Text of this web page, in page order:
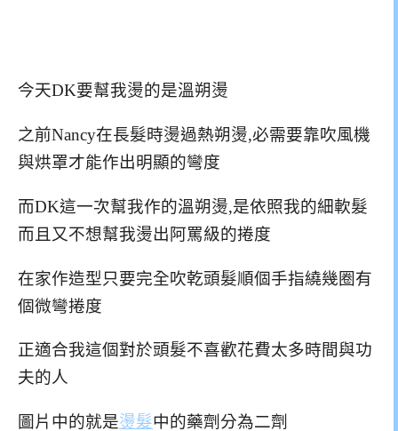
今天DK要幫我燙的是溫朔燙
之前Nancy在長髮時燙過熱朔燙,必需要靠吹風機
與烘罩才能作出明顯的彎度
而DK這一次幫我作的溫朔燙,是依照我的細軟髮
而且又不想幫我燙出阿罵級的捲度
在家作造型只要完全吹乾頭髮順個手指繞幾圈有
個微彎捲度
正適合我這個對於頭髮不喜歡花費太多時間與功
夫的人
圖片中的就是燙髮中的藥劑分為二劑